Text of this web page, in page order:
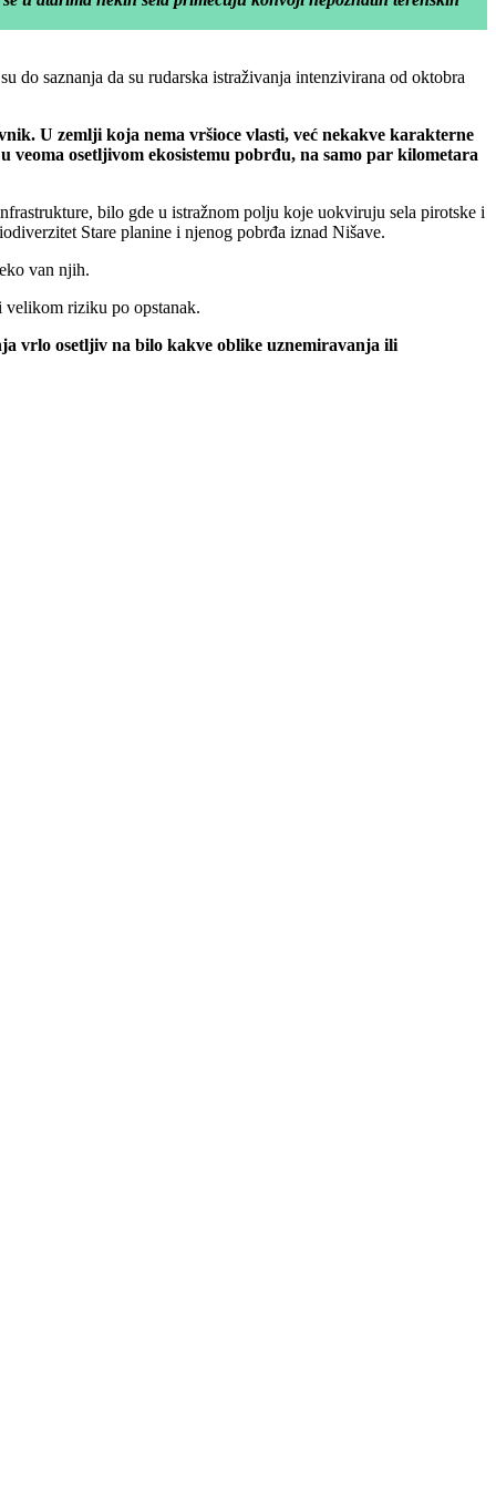
do saznanja da su rudarska istraživanja intenzivirana od oktobra
U zemlji koja nema vršioce vlasti, već nekakve karakterne
osetljivom ekosistemu pobrđu, na samo par kilometara
bilo gde u istražnom polju koje uokviruju sela pirotske i
Stare planine i njenog pobrđa iznad Nišave.
van njih.
velikom riziku po opstanak.
vrlo osetljiv na bilo kakve oblike uznemiravanja ili